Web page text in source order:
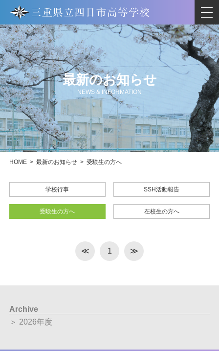
最新のお知らせ
NEWS & INFORMATION
HOME > 最新のお知らせ > 受験生の方へ
学校行事 SSH活動報告
受験生の方へ 在校生の方へ
≪ 1 ≫
Archive
＞ 2026年度